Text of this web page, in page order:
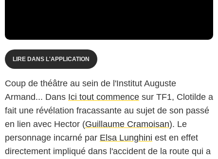
LIRE DANS L'APPLICATION
Coup de théâtre au sein de l'Institut Auguste
Armand... Dans Ici tout commence sur TF1, Clotilde a
fait une révélation fracassante au sujet de son passé
en lien avec Hector (Guillaume Cramoisan). Le
personnage incarné par Elsa Lunghini est en effet
directement impliqué dans l'accident de la route qui a